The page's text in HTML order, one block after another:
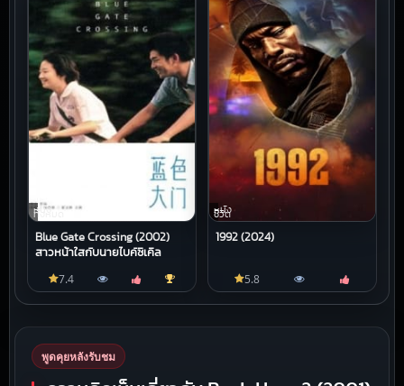
หนัง
ทั้งหมด
Blue Gate Crossing (2002)
สาวหน้าใสกับนายไบค์ซิเคิล
7.4
หนัง
ชีวิต
1992 (2024)
5.8
พูดคุยหลังรับชม